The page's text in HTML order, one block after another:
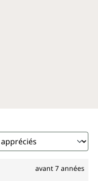
avant 7 années